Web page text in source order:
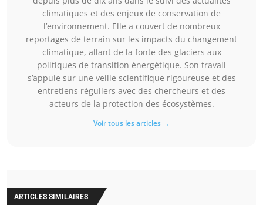
climatiques et des enjeux de conservation de
l’environnement. Elle a couvert de nombreux
reportages de terrain sur les impacts du changement
climatique, allant de la fonte des glaciers aux
politiques de transition énergétique. Son travail
s’appuie sur une veille scientifique rigoureuse et des
entretiens réguliers avec des chercheurs et des
acteurs de la protection des écosystèmes.
Voir tous les articles →
ARTICLES SIMILAIRES